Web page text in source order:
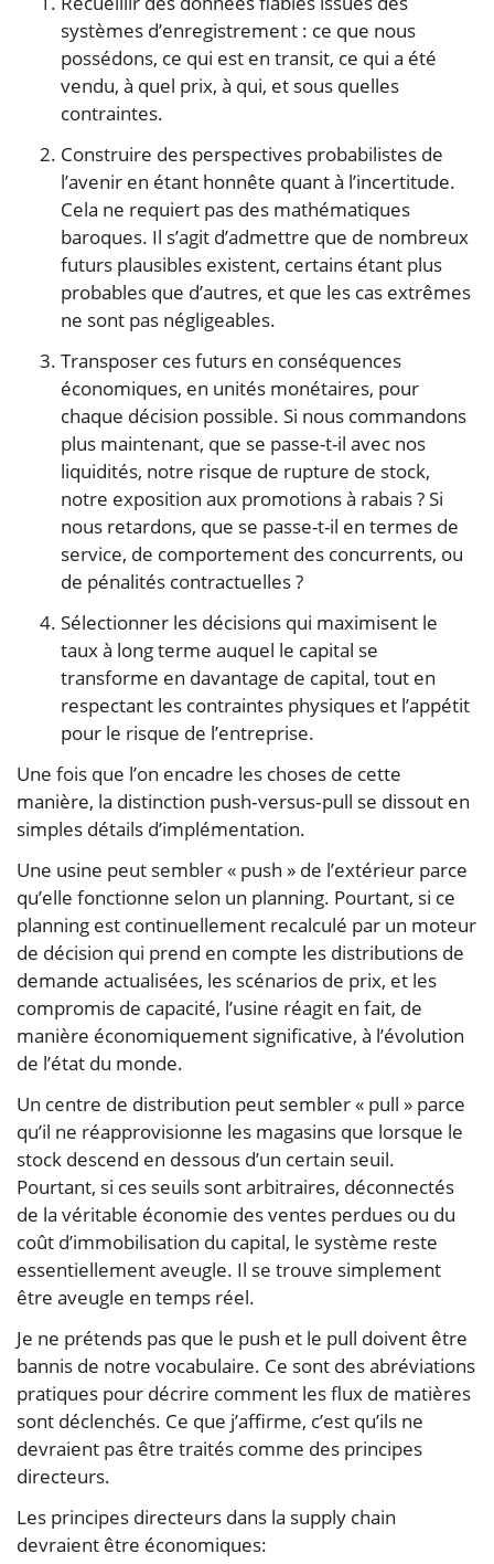
systèmes d’enregistrement : ce que nous
possédons, ce qui est en transit, ce qui a été
vendu, à quel prix, à qui, et sous quelles
contraintes.
Construire des perspectives probabilistes de
l’avenir en étant honnête quant à l’incertitude.
Cela ne requiert pas des mathématiques
baroques. Il s’agit d’admettre que de nombreux
futurs plausibles existent, certains étant plus
probables que d’autres, et que les cas extrêmes
ne sont pas négligeables.
Transposer ces futurs en conséquences
économiques, en unités monétaires, pour
chaque décision possible. Si nous commandons
plus maintenant, que se passe-t-il avec nos
liquidités, notre risque de rupture de stock,
notre exposition aux promotions à rabais ? Si
nous retardons, que se passe-t-il en termes de
service, de comportement des concurrents, ou
de pénalités contractuelles ?
Sélectionner les décisions qui maximisent le
taux à long terme auquel le capital se
transforme en davantage de capital, tout en
respectant les contraintes physiques et l’appétit
pour le risque de l’entreprise.
Une fois que l’on encadre les choses de cette
manière, la distinction push‑versus‑pull se dissout en
simples détails d’implémentation.
Une usine peut sembler « push » de l’extérieur parce
qu’elle fonctionne selon un planning. Pourtant, si ce
planning est continuellement recalculé par un moteur
de décision qui prend en compte les distributions de
demande actualisées, les scénarios de prix, et les
compromis de capacité, l’usine réagit en fait, de
manière économiquement significative, à l’évolution
de l’état du monde.
Un centre de distribution peut sembler « pull » parce
qu’il ne réapprovisionne les magasins que lorsque le
stock descend en dessous d’un certain seuil.
Pourtant, si ces seuils sont arbitraires, déconnectés
de la véritable économie des ventes perdues ou du
coût d’immobilisation du capital, le système reste
essentiellement aveugle. Il se trouve simplement
être aveugle en temps réel.
Je ne prétends pas que le push et le pull doivent être
bannis de notre vocabulaire. Ce sont des abréviations
pratiques pour décrire comment les flux de matières
sont déclenchés. Ce que j’affirme, c’est qu’ils ne
devraient pas être traités comme des principes
directeurs.
Les principes directeurs dans la supply chain
devraient être économiques: